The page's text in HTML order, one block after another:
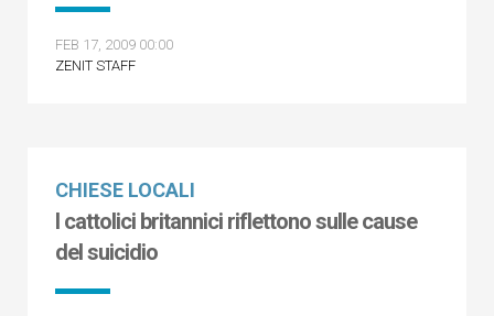
FEB 17, 2009 00:00
ZENIT STAFF
CHIESE LOCALI
I cattolici britannici riflettono sulle cause
del suicidio